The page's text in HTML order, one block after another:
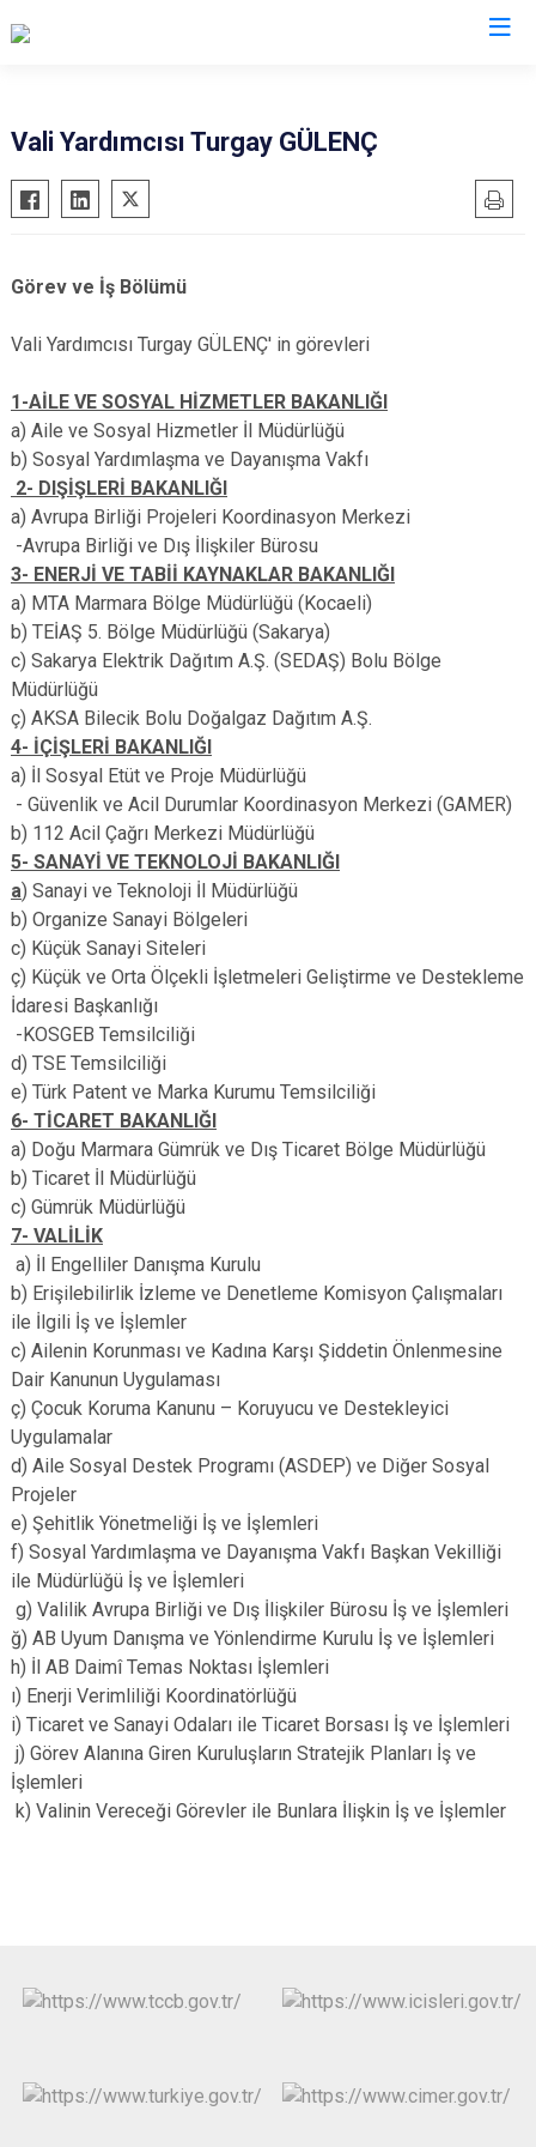
Vali Yardımcısı Turgay GÜLENÇ
Görev ve İş Bölümü
Vali Yardımcısı Turgay GÜLENÇ' in görevleri
1-AİLE VE SOSYAL HİZMETLER BAKANLIĞI
a) Aile ve Sosyal Hizmetler İl Müdürlüğü
b) Sosyal Yardımlaşma ve Dayanışma Vakfı
2- DIŞİŞLERİ BAKANLIĞI
a) Avrupa Birliği Projeleri Koordinasyon Merkezi
-Avrupa Birliği ve Dış İlişkiler Bürosu
3- ENERJİ VE TABİİ KAYNAKLAR BAKANLIĞI
a) MTA Marmara Bölge Müdürlüğü (Kocaeli)
b) TEİAŞ 5. Bölge Müdürlüğü (Sakarya)
c) Sakarya Elektrik Dağıtım A.Ş. (SEDAŞ) Bolu Bölge
Müdürlüğü
ç) AKSA Bilecik Bolu Doğalgaz Dağıtım A.Ş.
4- İÇİŞLERİ BAKANLIĞI
a) İl Sosyal Etüt ve Proje Müdürlüğü
- Güvenlik ve Acil Durumlar Koordinasyon Merkezi (GAMER)
b) 112 Acil Çağrı Merkezi Müdürlüğü
5- SANAYİ VE TEKNOLOJİ BAKANLIĞI
a) Sanayi ve Teknoloji İl Müdürlüğü
b) Organize Sanayi Bölgeleri
c) Küçük Sanayi Siteleri
ç) Küçük ve Orta Ölçekli İşletmeleri Geliştirme ve Destekleme
İdaresi Başkanlığı
-KOSGEB Temsilciliği
d) TSE Temsilciliği
e) Türk Patent ve Marka Kurumu Temsilciliği
6- TİCARET BAKANLIĞI
a) Doğu Marmara Gümrük ve Dış Ticaret Bölge Müdürlüğü
b) Ticaret İl Müdürlüğü
c) Gümrük Müdürlüğü
7- VALİLİK
a) İl Engelliler Danışma Kurulu
b) Erişilebilirlik İzleme ve Denetleme Komisyon Çalışmaları
ile İlgili İş ve İşlemler
c) Ailenin Korunması ve Kadına Karşı Şiddetin Önlenmesine
Dair Kanunun Uygulaması
ç) Çocuk Koruma Kanunu – Koruyucu ve Destekleyici
Uygulamalar
d) Aile Sosyal Destek Programı (ASDEP) ve Diğer Sosyal
Projeler
e) Şehitlik Yönetmeliği İş ve İşlemleri
f) Sosyal Yardımlaşma ve Dayanışma Vakfı Başkan Vekilliği
ile Müdürlüğü İş ve İşlemleri
g) Valilik Avrupa Birliği ve Dış İlişkiler Bürosu İş ve İşlemleri
ğ) AB Uyum Danışma ve Yönlendirme Kurulu İş ve İşlemleri
h) İl AB Daimî Temas Noktası İşlemleri
ı) Enerji Verimliliği Koordinatörlüğü
i) Ticaret ve Sanayi Odaları ile Ticaret Borsası İş ve İşlemleri
j) Görev Alanına Giren Kuruluşların Stratejik Planları İş ve
İşlemleri
k) Valinin Vereceği Görevler ile Bunlara İlişkin İş ve İşlemler